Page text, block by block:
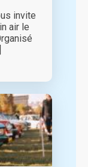
invite
air le